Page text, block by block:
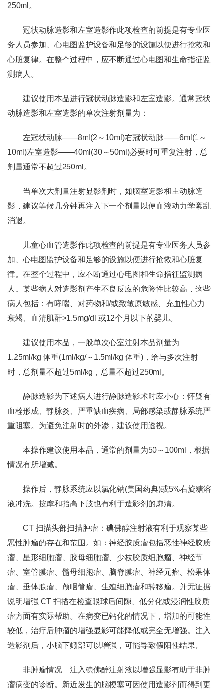
250ml。
冠状动脉造影和左室造影作此项检查的前提是有专业医
务人员参加、心电图监护设备和足够的设施以便进行抢救和
心脏复律。在整个过程中，应不断通过心电图和生命指征监
测病人。
建议使用本品进行冠状动脉造影和左室造影。通常冠状
动脉造影和左室造影的单次注射剂量为：
左冠状动脉——8ml(2～10ml)右冠状动脉——6ml(1～
10ml)左室造影——40ml(30～50ml)必要时可重复注射，总
剂量通常不超过250ml。
当单次大剂量注射显影剂时，如脑室造影和主动脉造
影，建议等候几分钟再注入下一个剂量以便血液动力学紊乱
消退。
儿童心血管造影作此项检查的前提是有专业医务人员参
加、心电图监护设备和足够的设施以便进行抢救和心脏复
律。在整个过程中，应不断通过心电图和生命指征监测病
人。某些病人对造影剂产生不良反应的危险性比较高，这些
病人包括：有哮喘、对药物和/或致敏原敏感、充血性心力
衰竭、血清肌酐>1.5mg/dl 或12个月以下的婴儿。
建议使用本品，一般单次心室注射本品剂量为
1.25ml/kg 体重(1ml/kg/～1.5ml/kg 体重)，给与多次注射
时，总剂量不超过5ml/kg，总量不超过250ml。
静脉造影为下述病人进行静脉造影术时应小心：怀疑有
血栓形成、静脉炎、严重缺血疾病、局部感染或静脉系统严
重阻塞。为避免注射时的外渗，建议使用透视。
本操作建议使用本品，通常的剂量为50～100ml，根据
情况有所增减。
操作后，静脉系统应以氯化钠(美国药典)或5%右旋糖溶
液冲洗。按摩和抬高下肢也有利于造影剂的廓清。
CT 扫描头部扫描肿瘤：碘佛醇注射液有利于观察某些
恶性肿瘤的存在和范围。如：神经胶质瘤包括恶性神经胶质
瘤、星形细胞瘤、胶母细胞瘤、少枝胶质细胞瘤、神经节
瘤、室管膜瘤、髓母细胞瘤、脑脊膜瘤、神经元瘤、松果体
瘤、垂体腺瘤、颅咽管瘤、生殖细胞瘤和转移瘤。并无证据
说明增强 CT 扫描在检查眼球后间隙、低分化或浸润性胶质
瘤方面有实际帮助。在病变已钙化的情况下，增加的可能性
较低，治疗后肿瘤的增强显影可能降低或完全无增强。注入
造影剂后，小脑下蚓部可以增强，可能导致假阳性结果。
非肿瘤情况：注入碘佛醇注射液以增强显影有助于非肿
瘤病变的诊断。新近发生的脑梗塞可因使用造影剂而得到更